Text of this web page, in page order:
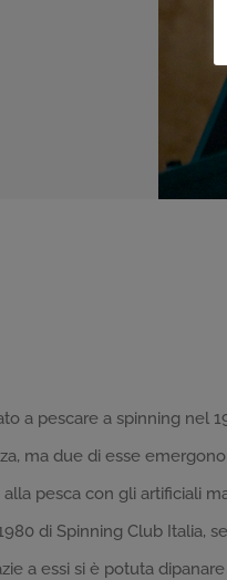
a pescare a spinning nel
ma due di esse
pesca con gli artificiali
di Spinning Club Italia,
a essi si è potuta